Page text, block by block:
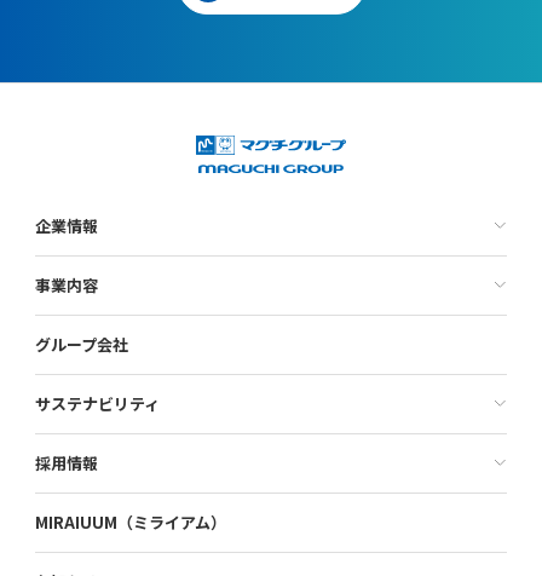
企業情報
事業内容
グループ会社
サステナビリティ
採用情報
MIRAIUUM（ミライアム）